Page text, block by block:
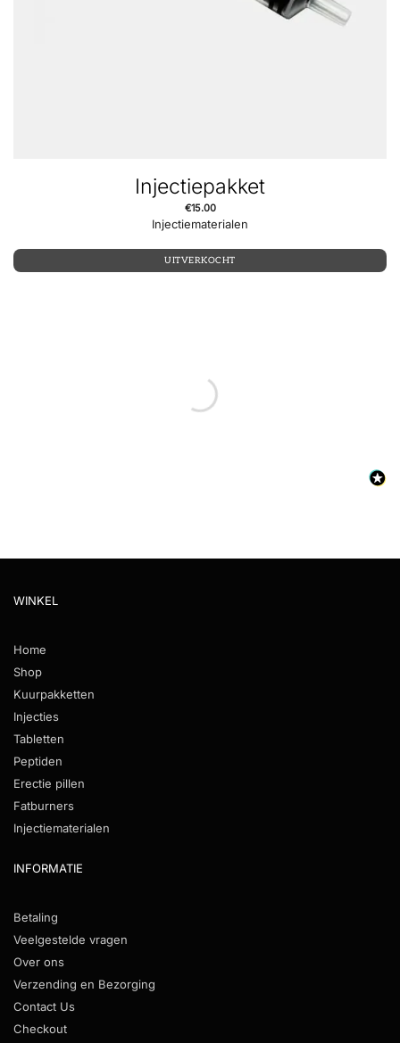
Injectiepakket
€15.00
Injectiematerialen
UITVERKOCHT
WINKEL
Home
Shop
Kuurpakketten
Injecties
Tabletten
Peptiden
Erectie pillen
Fatburners
Injectiematerialen
INFORMATIE
Betaling
Veelgestelde vragen
Over ons
Verzending en Bezorging
Contact Us
Checkout